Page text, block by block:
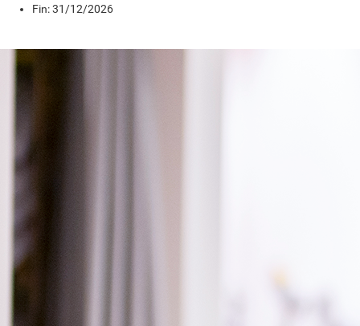
Fin: 31/12/2026